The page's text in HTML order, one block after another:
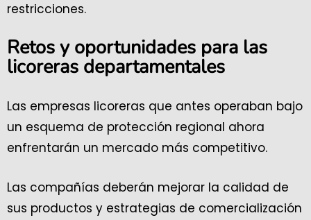
restricciones.
Retos y oportunidades para las
licoreras departamentales
Las empresas licoreras que antes operaban bajo
un esquema de protección regional ahora
enfrentarán un mercado más competitivo.
Las compañías deberán mejorar la calidad de
sus productos y estrategias de comercialización